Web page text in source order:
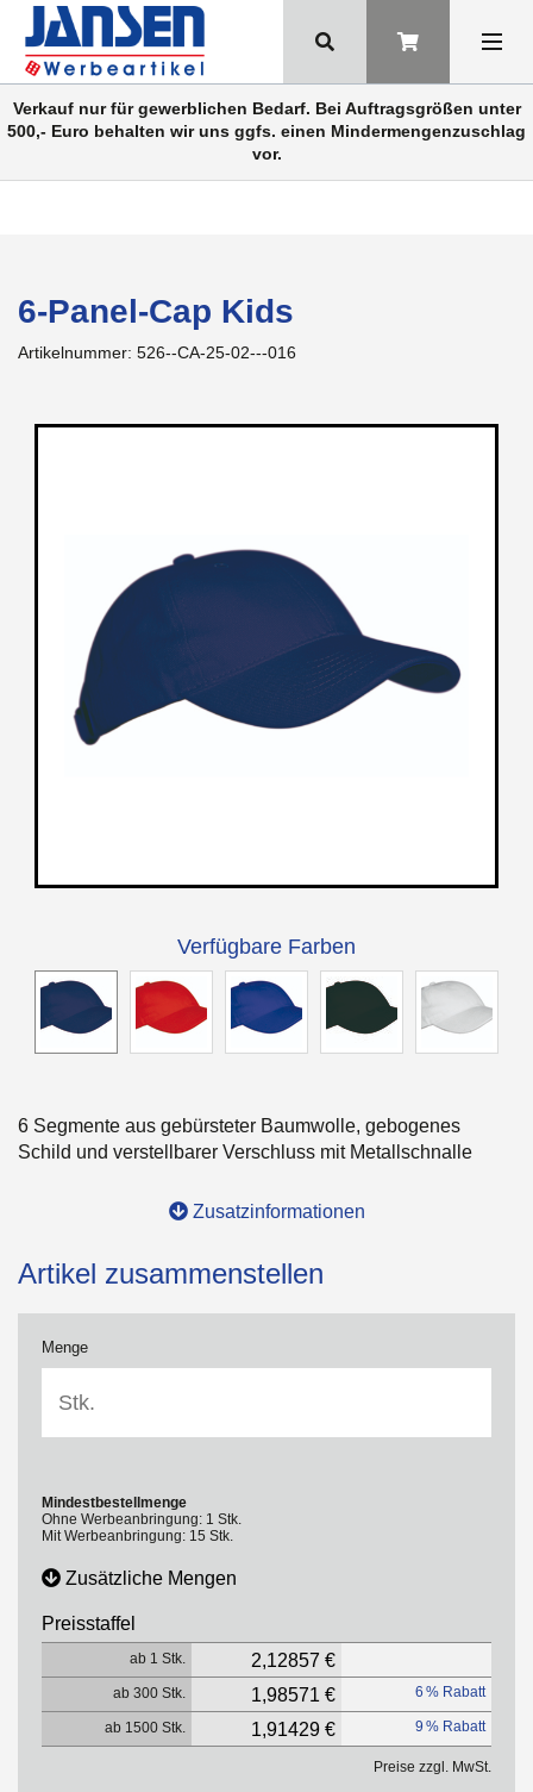
Verkauf nur für gewerblichen Bedarf. Bei Auftragsgrößen unter
500,- Euro behalten wir uns ggfs. einen Mindermengenzuschlag
vor.
Verfügbare Farben
6-Panel-Cap Kids
Artikelnummer: 526--CA-25-02---016
6 Segmente aus gebürsteter Baumwolle, gebogenes
Schild und verstellbarer Verschluss mit Metallschnalle
Zusatzinformationen
Artikel zusammenstellen
Menge
Mindestbestellmenge
Ohne Werbeanbringung: 1 Stk.
Mit Werbeanbringung: 15 Stk.
Zusätzliche Mengen
Preisstaffel
ab 1 Stk. 2,12857 €
ab 300 Stk. 1,98571 € 6 % Rabatt
ab 1500 Stk. 1,91429 € 9 % Rabatt
Preise zzgl. MwSt.